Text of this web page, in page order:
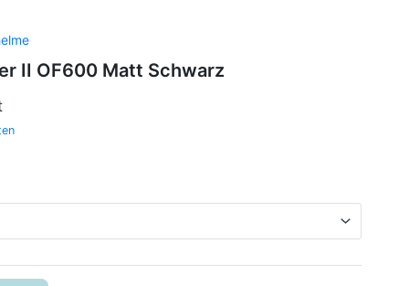
II OF600 Matt Schwarz